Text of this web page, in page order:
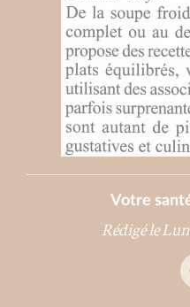
Votre
Rédigé le